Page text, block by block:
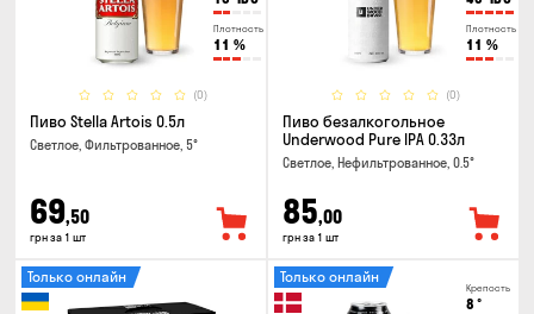
Плотность
11 %
(0)
Пиво Stella Artois 0.5л
Светлое, Фильтрованное, 5°
69,50
грн за 1 шт
Плотность
11 %
(0)
Пиво безалкогольное
Underwood Pure IPA 0.33л
Светлое, Нефильтрованное, 0.5°
85,00
грн за 1 шт
Только онлайн
Крепость
8 °
Только онлайн